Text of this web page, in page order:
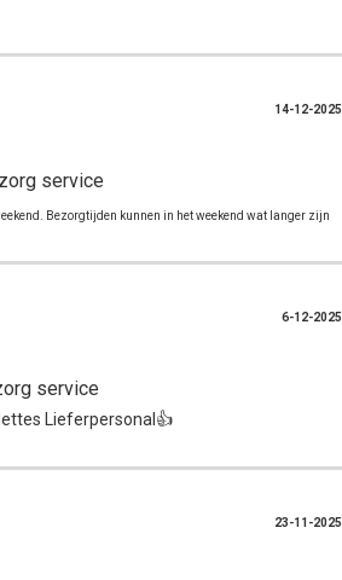
service
Bezorgtijden kunnen in het weekend wat langer zijn
14-12-2025
service
Lieferpersonal👍
6-12-2025
23-11-2025